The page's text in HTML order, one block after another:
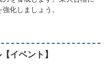
化しましょう。
イベント】